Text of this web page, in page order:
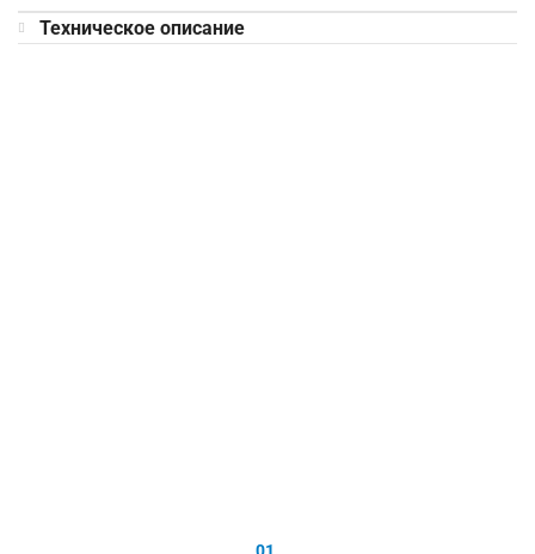
Техническое описание